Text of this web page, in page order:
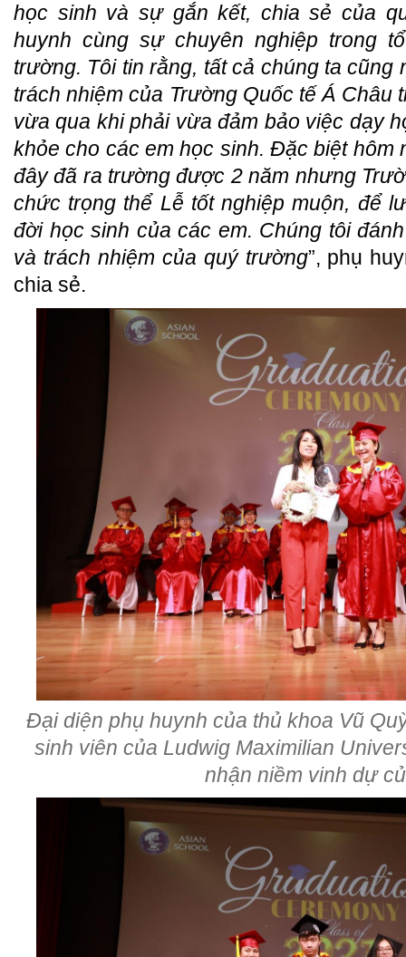
học sinh và sự gắn kết, chia sẻ của
huynh cùng sự chuyên nghiệp trong
trường. Tôi tin rằng, tất cả chúng ta cũng
trách nhiệm của Trường Quốc tế Á Châu
vừa qua khi phải vừa đảm bảo việc dạy
khỏe cho các em học sinh. Đặc biệt hôm
đây đã ra trường được 2 năm nhưng
chức trọng thể Lễ tốt nghiệp muộn, để
đời học sinh của các em. Chúng tôi
và trách nhiệm của quý trường”, phụ
chia sẻ.
Đại diện phụ huynh của thủ khoa Vũ
sinh viên của Ludwig Maximilian
nhận niềm vinh dự